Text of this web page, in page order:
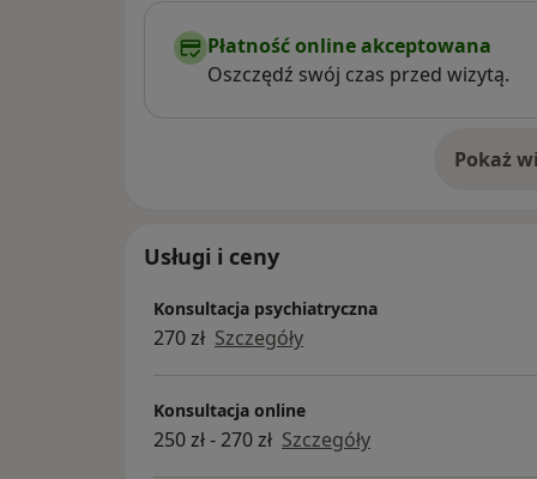
dostarczenia na umówioną wizytę
wglądu, w tym m.in. kart informacyjnych z
badań obrazowych głowy (jeśli były
obecnie przyjmowanych leków, w tym
o stosowanej farmakoterapii
wysłać na maila lub załączyć w
chorobami psychicznymi. W pracy
sumiennie przeprowadzony wywiad
dogłębnego poznania niepokojących go
tylko taka postawa może owocować trafną
proponowanej formy terapii, w tym
Płatność online akceptowana
Oszczędź swój czas przed wizytą.
Pokaż o
Usługi i ceny
Konsultacja psychiatryczna
270 zł Szczegóły
Konsultacja online
250 zł - 270 zł Szczegóły